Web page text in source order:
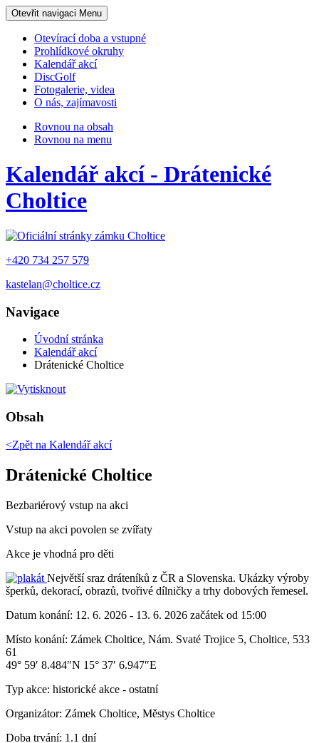
Otevřit navigaci Menu
Otevírací doba a vstupné
Prohlídkové okruhy
Kalendář akcí
DiscGolf
Fotogalerie, videa
O nás, zajímavosti
Rovnou na obsah
Rovnou na menu
Kalendář akcí - Drátenické
Choltice
+420 734 257 579
kastelan@choltice.cz
Navigace
Úvodní stránka
Kalendář akcí
Drátenické Choltice
Obsah
<Zpět na Kalendář akcí
Drátenické Choltice
Bezbariérový vstup na akci
Vstup na akci povolen se zvířaty
Akce je vhodná pro děti
Největší sraz dráteníků z ČR a Slovenska. Ukázky výroby
šperků, dekorací, obrazů, tvořivé dílničky a trhy dobových řemesel.
Datum konání: 12. 6. 2026 - 13. 6. 2026 začátek od 15:00
Místo konání: Zámek Choltice, Nám. Svaté Trojice 5, Choltice, 533
61
49° 59′ 8.484″N 15° 37′ 6.947″E
Typ akce: historické akce - ostatní
Organizátor: Zámek Choltice, Městys Choltice
Doba trvání: 1.1 dní